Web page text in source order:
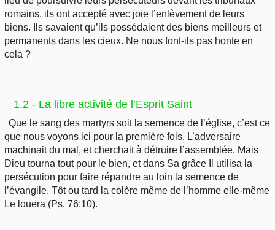
romains, ils ont accepté avec joie l’enlèvement de leurs
biens. Ils savaient qu’ils possédaient des biens meilleurs et
permanents dans les cieux. Ne nous font-ils pas honte en
cela ?
1.2 - La libre activité de l’Esprit Saint
Que le sang des martyrs soit la semence de l’église, c’est ce
que nous voyons ici pour la première fois. L’adversaire
machinait du mal, et cherchait à détruire l’assemblée. Mais
Dieu tourna tout pour le bien, et dans Sa grâce Il utilisa la
persécution pour faire répandre au loin la semence de
l’évangile. Tôt ou tard la colère même de l’homme elle-même
Le louera (Ps. 76:10).